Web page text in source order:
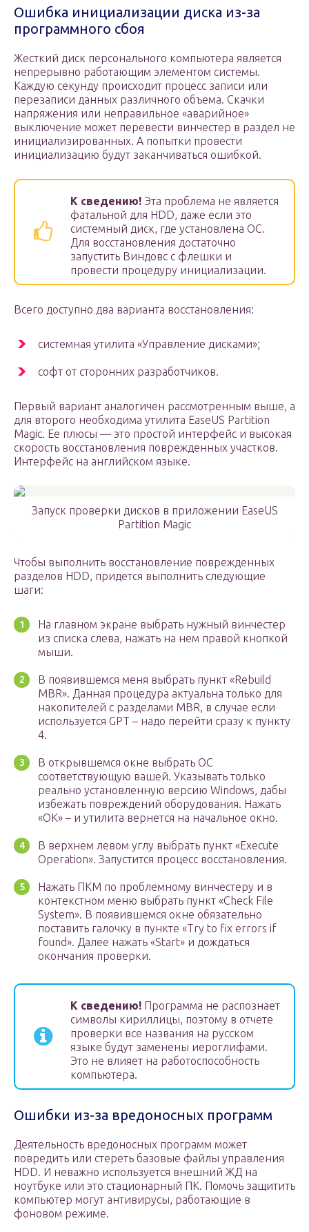
Ошибка инициализации диска из-за
программного сбоя
Жесткий диск персонального компьютера является
непрерывно работающим элементом системы.
Каждую секунду происходит процесс записи или
перезаписи данных различного объема. Скачки
напряжения или неправильное «аварийное»
выключение может перевести винчестер в раздел не
инициализированных. А попытки провести
инициализацию будут заканчиваться ошибкой.
К сведению! Эта проблема не является
фатальной для HDD, даже если это
системный диск, где установлена ОС.
Для восстановления достаточно
запустить Виндовс с флешки и
провести процедуру инициализации.
Всего доступно два варианта восстановления:
системная утилита «Управление дисками»;
софт от сторонних разработчиков.
Первый вариант аналогичен рассмотренным выше, а
для второго необходима утилита EaseUS Partition
Magic. Ее плюсы — это простой интерфейс и высокая
скорость восстановления поврежденных участков.
Интерфейс на английском языке.
Запуск проверки дисков в приложении EaseUS
Partition Magic
Чтобы выполнить восстановление поврежденных
разделов HDD, придется выполнить следующие
шаги:
На главном экране выбрать нужный винчестер
из списка слева, нажать на нем правой кнопкой
мыши.
В появившемся меня выбрать пункт «Rebuild
MBR». Данная процедура актуальна только для
накопителей с разделами MBR, в случае если
используется GPT – надо перейти сразу к пункту
4.
В открывшемся окне выбрать ОС
соответствующую вашей. Указывать только
реально установленную версию Windows, дабы
избежать повреждений оборудования. Нажать
«ОК» – и утилита вернется на начальное окно.
В верхнем левом углу выбрать пункт «Execute
Operation». Запустится процесс восстановления.
Нажать ПКМ по проблемному винчестеру и в
контекстном меню выбрать пункт «Check File
System». В появившемся окне обязательно
поставить галочку в пункте «Try to fix errors if
found». Далее нажать «Start» и дождаться
окончания проверки.
К сведению! Программа не распознает
символы кириллицы, поэтому в отчете
проверки все названия на русском
языке будут заменены иероглифами.
Это не влияет на работоспособность
компьютера.
Ошибки из-за вредоносных программ
Деятельность вредоносных программ может
повредить или стереть базовые файлы управления
HDD. И неважно используется внешний ЖД на
ноутбуке или это стационарный ПК. Помочь защитить
компьютер могут антивирусы, работающие в
фоновом режиме.